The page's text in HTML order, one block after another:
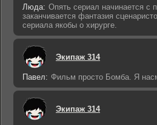
Люда: Опять сериал начинается с
заканчивается фантазия
сериала якобы о хирурге.
Экипаж 314
Павел: Фильм просто Бомба. Я
Экипаж 314